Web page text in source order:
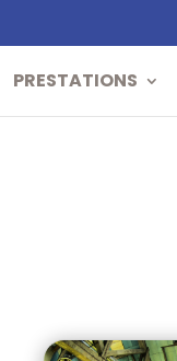
PRESTATIONS